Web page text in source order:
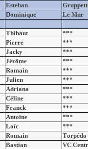
Esteban
Dominique
Le Mur
Thibaut
***
Pierre
***
Jacky
***
Jérôme
***
Romain
***
Julien
***
Adriana
***
Céline
***
Franck
***
Antoine
***
Loïc
***
Romain
Torpédo
Bastian
VC